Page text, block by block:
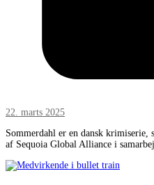
22. marts 2025
Sommerdahl er en dansk krimiserie,
af Sequoia Global Alliance i